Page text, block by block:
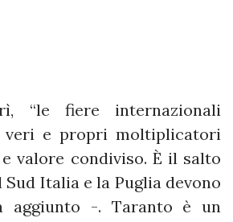
“le fiere internazionali
veri e propri moltiplicatori
valore condiviso. È il salto
Italia e la Puglia devono
aggiunto -. Taranto è un